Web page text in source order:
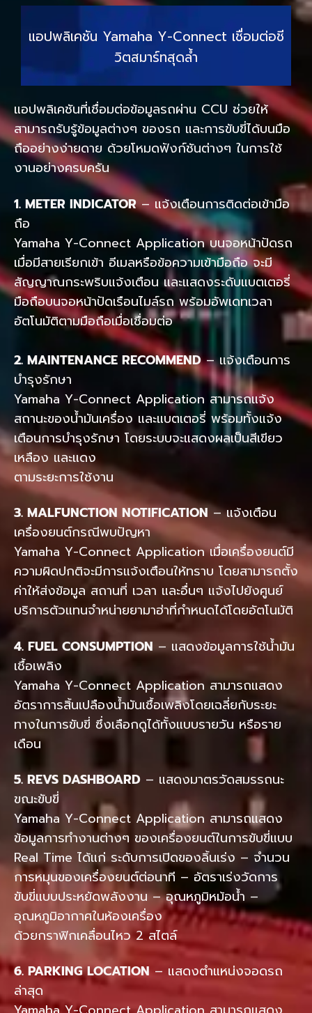
แอปพลิเคชัน Yamaha Y-Connect เชื่อมต่อชี
วิตสมาร์ทสุดล้ำ
แอปพลิเคชันที่เชื่อมต่อข้อมูลรถผ่าน CCU ช่วยให้
สามารถรับรู้ข้อมูลต่างๆ ของรถ และการขับขี่ได้บนมือ
ถืออย่างง่ายดาย ด้วยโหมดฟังก์ชันต่างๆ ในการใช้
งานอย่างครบครัน
1. METER INDICATOR– แจ้งเตือนการติดต่อเข้ามือ
ถือ
Yamaha Y-Connect Application บนจอหน้าปัดรถ
เมื่อมีสายเรียกเข้า อีเมลหรือข้อความเข้ามือถือ จะมี
สัญญาณกระพริบแจ้งเตือน และแสดงระดับแบตเตอรี่
มือถือบนจอหน้าปัดเรือนไมล์รถ พร้อมอัพเดทเวลา
อัตโนมัติตามมือถือเมื่อเชื่อมต่อ
2. MAINTENANCE RECOMMEND– แจ้งเตือนการ
บำรุงรักษา
Yamaha Y-Connect Application สามารถแจ้ง
สถานะของน้ำมันเครื่อง และแบตเตอรี่ พร้อมทั้งแจ้ง
เตือนการบำรุงรักษา โดยระบบจะแสดงผลเป็นสีเขียว
เหลือง และแดง
ตามระยะการใช้งาน
3. MALFUNCTION NOTIFICATION– แจ้งเตือน
เครื่องยนต์กรณีพบปัญหา
Yamaha Y-Connect Application เมื่อเครื่องยนต์มี
ความผิดปกติจะมีการแจ้งเตือนให้ทราบ โดยสามารถตั้ง
ค่าให้ส่งข้อมูล สถานที่ เวลา และอื่นๆ แจ้งไปยังศูนย์
บริการตัวแทนจำหน่ายยามาฮ่าที่กำหนดได้โดยอัตโนมัติ
4. FUEL CONSUMPTION – แสดงข้อมูลการใช้น้ำมัน
เชื้อเพลิง
Yamaha Y-Connect Application สามารถแสดง
อัตราการสิ้นเปลืองน้ำมันเชื้อเพลิงโดยเฉลี่ยกับระยะ
ทางในการขับขี่ ซึ่งเลือกดูได้ทั้งแบบรายวัน หรือราย
เดือน
5. REVS DASHBOARD – แสดงมาตรวัดสมรรถนะ
ขณะขับขี่
Yamaha Y-Connect Application สามารถแสดง
ข้อมูลการทำงานต่างๆ ของเครื่องยนต์ในการขับขี่แบบ
Real Time ได้แก่ ระดับการเปิดของลิ้นเร่ง – จำนวน
การหมุนของเครื่องยนต์ต่อนาที – อัตราเร่งวัดการ
ขับขี่แบบประหยัดพลังงาน – อุณหภูมิหม้อน้ำ –
อุณหภูมิอากาศในห้องเครื่อง
ด้วยกราฟิกเคลื่อนไหว 2 สไตล์
6. PARKING LOCATION – แสดงตำแหน่งจอดรถ
ล่าสุด